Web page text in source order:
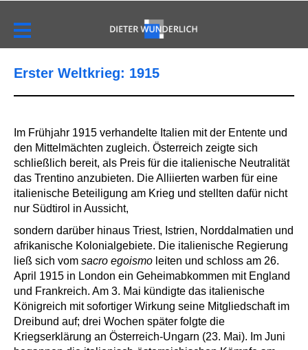
Erster Weltkrieg: 1915
Im Frühjahr 1915 verhandelte Italien mit der Entente und
den Mittelmächten zugleich. Österreich zeigte sich
schließlich bereit, als Preis für die italienische Neutralität
das Trentino anzubieten. Die Alliierten warben für eine
italienische Beteiligung am Krieg und stellten dafür nicht
nur Südtirol in Aussicht,
sondern darüber hinaus Triest, Istrien, Norddalmatien und
afrikanische Kolonialgebiete. Die italienische Regierung
ließ sich vom sacro egoismo leiten und schloss am 26.
April 1915 in London ein Geheimabkommen mit England
und Frankreich. Am 3. Mai kündigte das italienische
Königreich mit sofortiger Wirkung seine Mitgliedschaft im
Dreibund auf; drei Wochen später folgte die
Kriegserklärung an Österreich-Ungarn (23. Mai). Im Juni